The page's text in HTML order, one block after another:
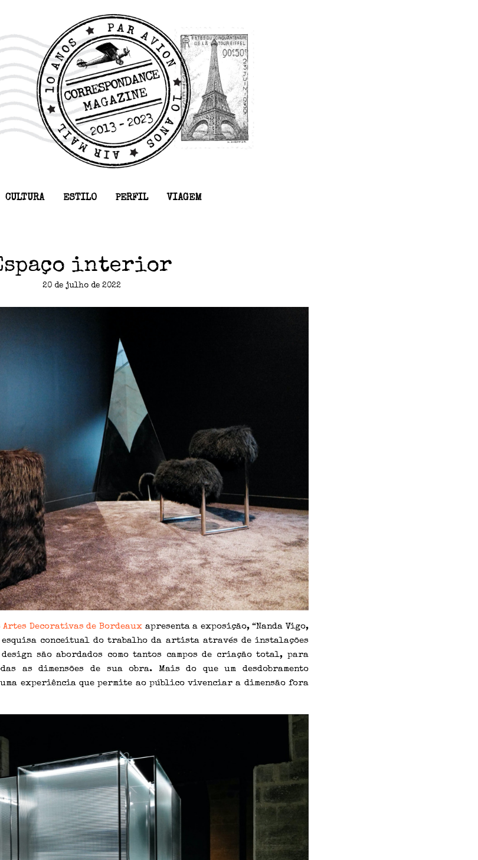
CULTURA ESTILO PERFIL VIAGEM
interior
20 de julho de 2022
Artes Decorativas de Bordeaux apresenta a exposição, “Nanda Vigo,
esquisa conceitual do trabalho da artista através de instalações
são abordados como tantos campos de criação total, para
as dimensões de sua obra. Mais do que um desdobramento
experiência que permite ao público vivenciar a dimensão fora